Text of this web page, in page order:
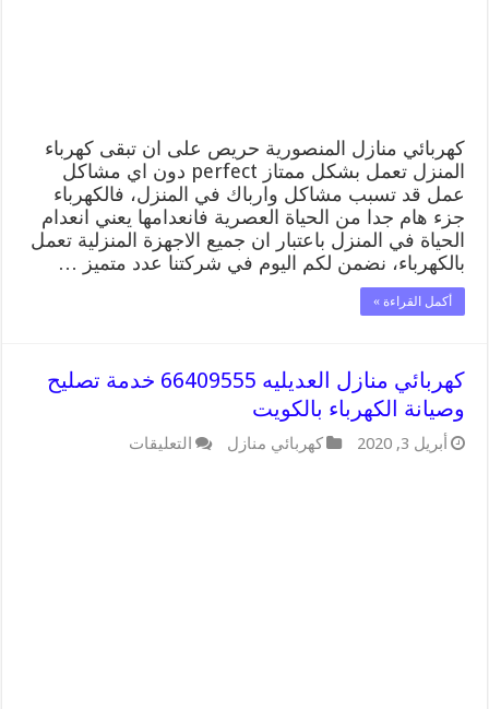
كهربائي منازل المنصورية حريص على ان تبقى كهرباء
المنزل تعمل بشكل ممتاز perfect دون اي مشاكل
عمل قد تسبب مشاكل وارباك في المنزل، فالكهرباء
جزء هام جدا من الحياة العصرية فانعدامها يعني انعدام
الحياة في المنزل باعتبار ان جميع الاجهزة المنزلية تعمل
بالكهرباء، نضمن لكم اليوم في شركتنا عدد متميز …
أكمل القراءة »
كهربائي منازل العديليه 66409555 خدمة تصليح
وصيانة الكهرباء بالكويت
أبريل 3, 2020 كهربائي منازل التعليقات